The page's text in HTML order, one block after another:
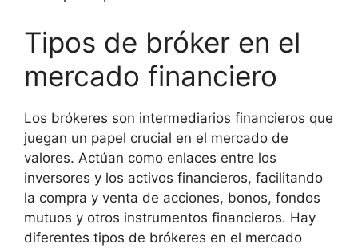
Tipos de bróker en el
mercado financiero
Los brókeres son intermediarios financieros que
juegan un papel crucial en el mercado de
valores. Actúan como enlaces entre los
inversores y los activos financieros, facilitando
la compra y venta de acciones, bonos, fondos
mutuos y otros instrumentos financieros. Hay
diferentes tipos de brókeres en el mercado